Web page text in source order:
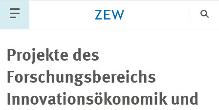
PUBLIKATIONEN TEAM
VERANSTALTUNGEN AKTUELLES
Projekte des
Forschungsbereichs
Innovationsökonomik und